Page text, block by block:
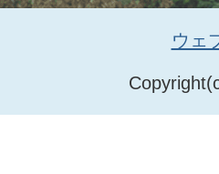
ウェ